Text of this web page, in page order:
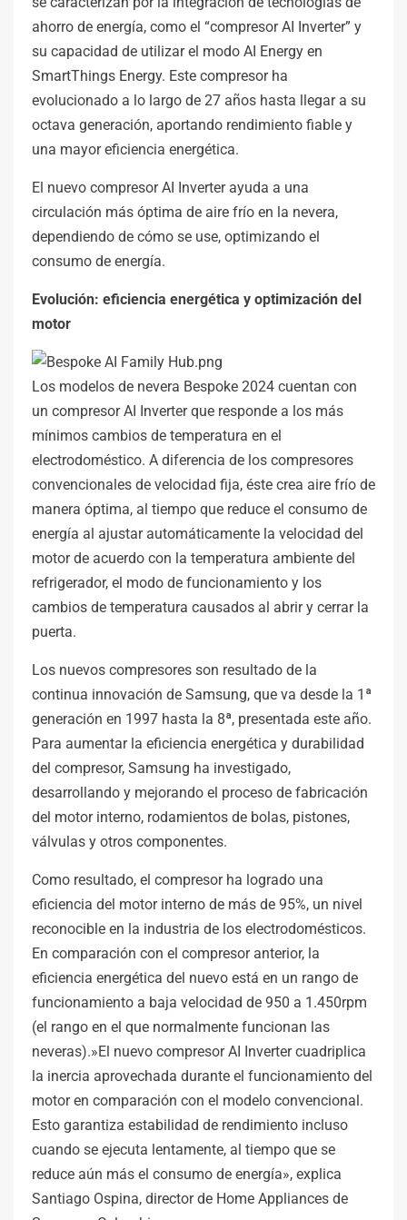
ahorro de energía, como el “compresor AI Inverter” y
su capacidad de utilizar el modo AI Energy en
SmartThings Energy. Este compresor ha
evolucionado a lo largo de 27 años hasta llegar a su
octava generación, aportando rendimiento fiable y
una mayor eficiencia energética.
El nuevo compresor AI Inverter ayuda a una
circulación más óptima de aire frío en la nevera,
dependiendo de cómo se use, optimizando el
consumo de energía.
Evolución: eficiencia energética y optimización del
motor
Los modelos de nevera Bespoke 2024 cuentan con
un compresor AI Inverter que responde a los más
mínimos cambios de temperatura en el
electrodoméstico. A diferencia de los compresores
convencionales de velocidad fija, éste crea aire frío de
manera óptima, al tiempo que reduce el consumo de
energía al ajustar automáticamente la velocidad del
motor de acuerdo con la temperatura ambiente del
refrigerador, el modo de funcionamiento y los
cambios de temperatura causados al abrir y cerrar la
puerta.
Los nuevos compresores son resultado de la
continua innovación de Samsung, que va desde la 1ª
generación en 1997 hasta la 8ª, presentada este año.
Para aumentar la eficiencia energética y durabilidad
del compresor, Samsung ha investigado,
desarrollando y mejorando el proceso de fabricación
del motor interno, rodamientos de bolas, pistones,
válvulas y otros componentes.
Como resultado, el compresor ha logrado una
eficiencia del motor interno de más de 95%, un nivel
reconocible en la industria de los electrodomésticos.
En comparación con el compresor anterior, la
eficiencia energética del nuevo está en un rango de
funcionamiento a baja velocidad de 950 a 1.450rpm
(el rango en el que normalmente funcionan las
neveras).»El nuevo compresor AI Inverter cuadriplica
la inercia aprovechada durante el funcionamiento del
motor en comparación con el modelo convencional.
Esto garantiza estabilidad de rendimiento incluso
cuando se ejecuta lentamente, al tiempo que se
reduce aún más el consumo de energía», explica
Santiago Ospina, director de Home Appliances de